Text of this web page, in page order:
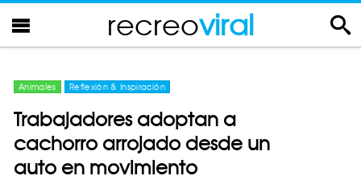
recreoviral
Animales Reflexión & Inspiración
Trabajadores adoptan a
cachorro arrojado desde un
auto en movimiento